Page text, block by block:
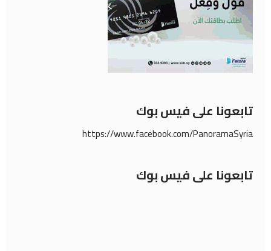
تابعونا على فيس بوك
https://www.facebook.com/PanoramaSyria
تابعونا على فيس بوك